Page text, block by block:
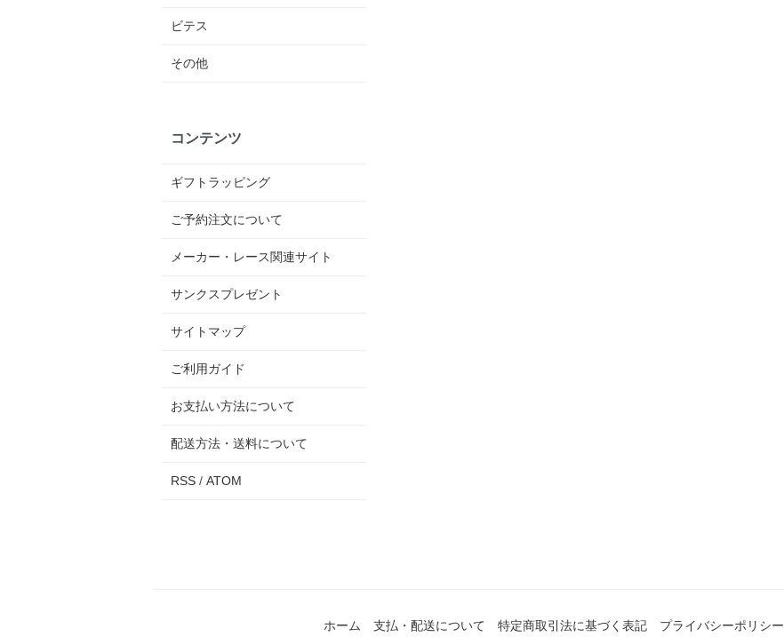
ビテス
その他
コンテンツ
ギフトラッピング
ご予約注文について
メーカー・レース関連サイト
サンクスプレゼント
サイトマップ
ご利用ガイド
お支払い方法について
配送方法・送料について
RSS / ATOM
ホーム 支払・配送について 特定商取引法に基づく表記 プライバシーポリシー